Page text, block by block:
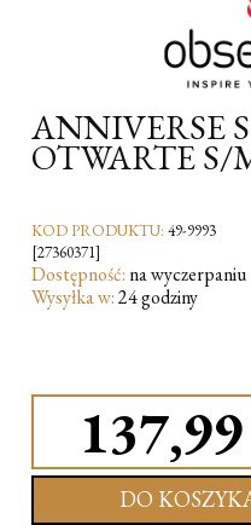
ANNIVERSE
OTWARTE S/
KOD PRODUKTU: 49-9993
[27360371]
Dostępność: na wyczerpaniu
Wysyłka w:24 godziny
137,99
DO